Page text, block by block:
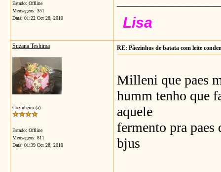
Estado: Offline
Mensagens: 351
Data: 01:22 Oct 28, 2010 Lisa
Suzana Teshima
Cozinheiro (a)
Estado: Offline
Mensagens: 811
Data: 01:39 Oct 28, 2010
RE: Pãezinhos de batata com leite
Milleni que paes
humm tenho que
aquele
fermento pra paes
bjus